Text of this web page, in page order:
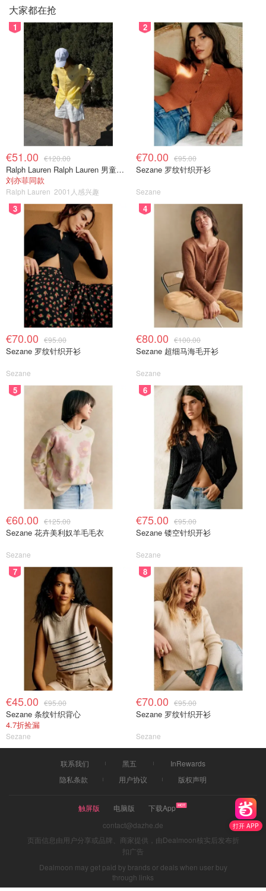
打开 APP
大家都在抢
1
€51.00 €120.00
Ralph Lauren Ralph Lauren 男童亚麻衬衫
刘亦菲同款
Ralph Lauren 2001人感兴趣
2
€70.00 €95.00
Sezane 罗纹针织开衫
Sezane
3
€70.00 €95.00
Sezane 罗纹针织开衫
Sezane
4
€80.00 €100.00
Sezane 超细马海毛开衫
Sezane
5
€60.00 €125.00
Sezane 花卉美利奴羊毛毛衣
Sezane
6
€75.00 €95.00
Sezane 镂空针织开衫
Sezane
7
€45.00 €95.00
Sezane 条纹针织背心
4.7折捡漏
Sezane
8
€70.00 €95.00
Sezane 罗纹针织开衫
Sezane
联系我们 黑五
InRewards
隐私条款
用户协议 版权声明
触屏版 电脑版
下载App
contact@dazhe.de
页面信息由用户分享或品牌、商家提供，由Dealmoon核实后发布折
扣广告
Dealmoon may get paid by brands or deals when user buy
through links